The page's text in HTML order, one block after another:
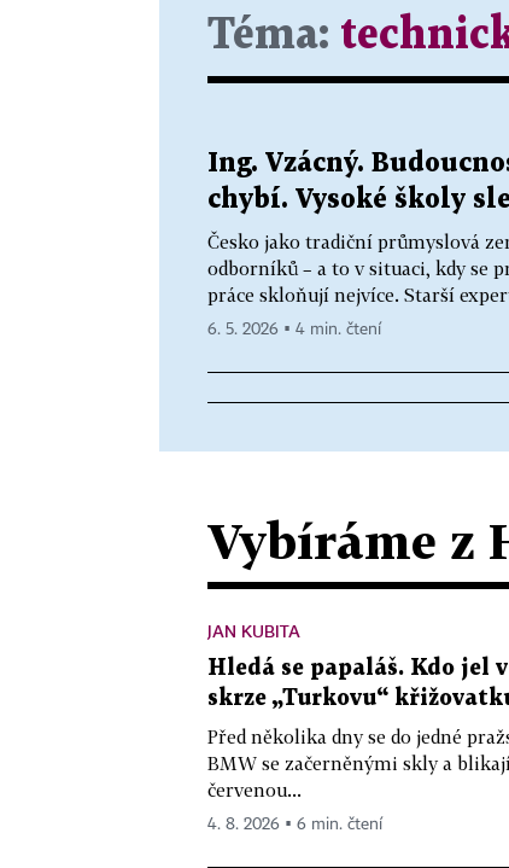
Téma:
Ing. Vzácný.
chybí. Vysoké školy
Česko jako tradiční průmyslová
odborníků – a to v situaci, kdy se
práce skloňují nejvíce. Starší
6. 5. 2026 ▪ 4 min. čtení
Vybíráme z
JAN KUBITA
Hledá se papaláš. Kdo jel
skrze „Turkovu“
Před několika dny se do jedné
BMW se začerněnými skly a
červenou...
4. 8. 2026 ▪ 6 min. čtení